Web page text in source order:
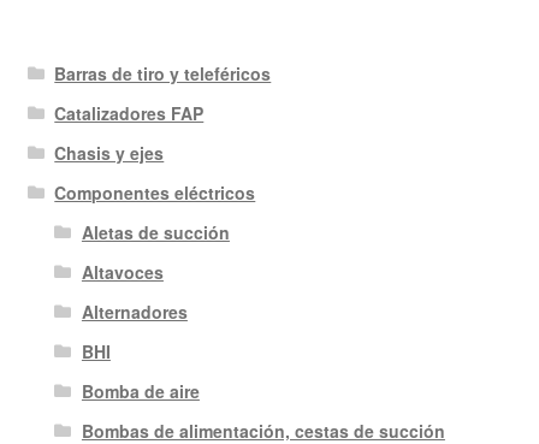
Barras de tiro y teleféricos
Catalizadores FAP
Chasis y ejes
Componentes eléctricos
Aletas de succión
Altavoces
Alternadores
BHI
Bomba de aire
Bombas de alimentación, cestas de succión